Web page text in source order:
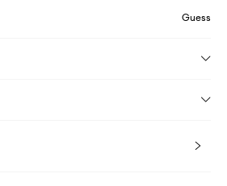
Guess